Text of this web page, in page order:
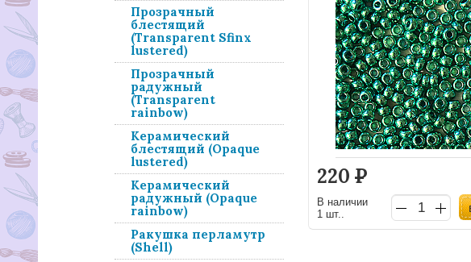
Прозрачный
блестящий
(Transparent Sfinx
lustered)
Прозрачный
радужный
(Transparent
rainbow)
Керамический
блестящий (Opaque
lustered)
Керамический
радужный (Opaque
rainbow)
Ракушка перламутр
(Shell)
220 Р
В наличии
1 шт..